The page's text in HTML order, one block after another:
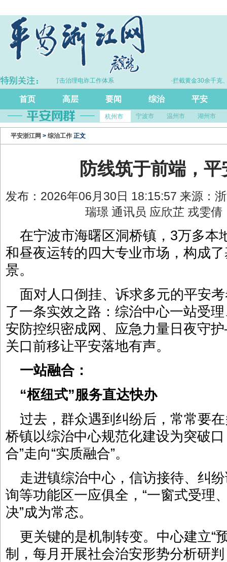
江持续完善打击治理电诈工作体系 ·拦截黄金30余千克、现金
首页 高层 要闻 综治 平安
杭州市 宁波市 温州市 湖州市
平安浙江网 > 综治工作 正文
防线筑于前端，
发布：2026年06月30日 18:15:57 来源：
瑞璟 通讯员 应欣芷 戎雯
在宁波市海曙区洞桥镇，3万多本
和昼夜运转的四大专业市场，构成
景。
面对人口倒挂、诉求多元的平安
了一条实效之路：综治中心一站受
安防控织密成网、应急力量日夜守
关口前移让平安落地有声。
一站融合：
“枢纽式”服务直达快办
过去，群众遇到纠纷后，常常要
桥镇以综治中心规范化建设为突破
合”走向“实质融合”。
走进镇综治中心，信访接待、纠
询等功能区一应俱全，“一窗式受理
决”成为常态。
更关键的是机制转变。中心建立
制，每月开展社会治安形势分析研判